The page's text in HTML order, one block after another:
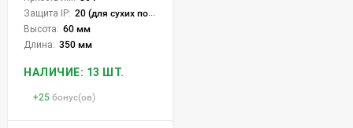
Защита IP: 20 (для сухих пом.)
Высота: 60 мм
Длина: 350 мм
НАЛИЧИЕ: 13 ШТ.
+25 бонус(ов)